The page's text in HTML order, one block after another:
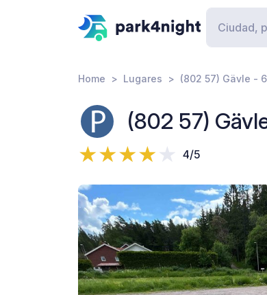
Home Lugares (802 57) Gävle -
(802 57)
4/5